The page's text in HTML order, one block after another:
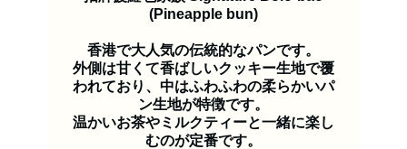
(Pineapple bun)
香港で大人気の伝統的なパンです。
外側は甘くて香ばしいクッキー生地で覆
われており、中はふわふわの柔らかいパ
ン生地が特徴です。
温かいお茶やミルクティーと一緒に楽し
むのが定番です。